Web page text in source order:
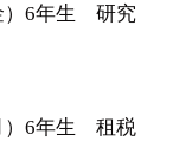
）6年生 研究
）6年生 租税